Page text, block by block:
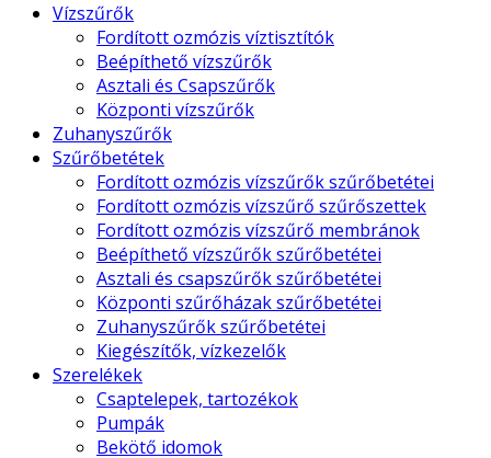
Vízszűrők
Fordított ozmózis víztisztítók
Beépíthető vízszűrők
Asztali és Csapszűrők
Központi vízszűrők
Zuhanyszűrők
Szűrőbetétek
Fordított ozmózis vízszűrők szűrőbetétei
Fordított ozmózis vízszűrő szűrőszettek
Fordított ozmózis vízszűrő membránok
Beépíthető vízszűrők szűrőbetétei
Asztali és csapszűrők szűrőbetétei
Központi szűrőházak szűrőbetétei
Zuhanyszűrők szűrőbetétei
Kiegészítők, vízkezelők
Szerelékek
Csaptelepek, tartozékok
Pumpák
Bekötő idomok